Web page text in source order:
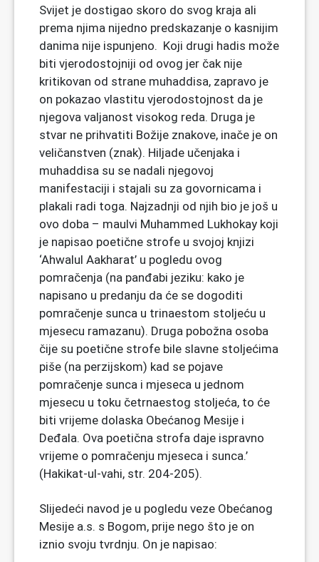
Svijet je dostigao skoro do svog kraja ali
prema njima nijedno predskazanje o kasnijim
danima nije ispunjeno. Koji drugi hadis može
biti vjerodostojniji od ovog jer čak nije
kritikovan od strane muhaddisa, zapravo je
on pokazao vlastitu vjerodostojnost da je
njegova valjanost visokog reda. Druga je
stvar ne prihvatiti Božije znakove, inače je on
veličanstven (znak). Hiljade učenjaka i
muhaddisa su se nadali njegovoj
manifestaciji i stajali su za govornicama i
plakali radi toga. Najzadnji od njih bio je još u
ovo doba – maulvi Muhammed Lukhokay koji
je napisao poetične strofe u svojoj knjizi
‘Ahwalul Aakharat’ u pogledu ovog
pomračenja (na panđabi jeziku: kako je
napisano u predanju da će se dogoditi
pomračenje sunca u trinaestom stoljeću u
mjesecu ramazanu). Druga pobožna osoba
čije su poetične strofe bile slavne stoljećima
piše (na perzijskom) kad se pojave
pomračenje sunca i mjeseca u jednom
mjesecu u toku četrnaestog stoljeća, to će
biti vrijeme dolaska Obećanog Mesije i
Deđala. Ova poetična strofa daje ispravno
vrijeme o pomračenju mjeseca i sunca.’
(Hakikat-ul-vahi, str. 204-205).
Slijedeći navod je u pogledu veze Obećanog
Mesije a.s. s Bogom, prije nego što je on
iznio svoju tvrdnju. On je napisao: